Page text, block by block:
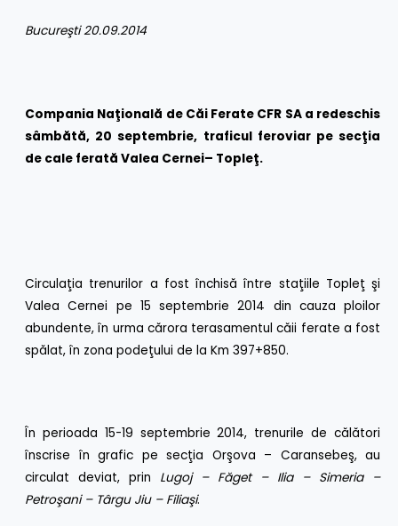
Bucureşti 20.09.2014
Compania Naţională de Căi Ferate CFR SA a redeschis
sâmbătă, 20 septembrie, traficul feroviar pe secţia
de cale ferată Valea Cernei– Topleţ.
Circulaţia trenurilor a fost închisă între staţiile Topleţ şi
Valea Cernei pe 15 septembrie 2014 din cauza ploilor
abundente, în urma cărora terasamentul căii ferate a fost
spălat, în zona podeţului de la Km 397+850.
În perioada 15-19 septembrie 2014, trenurile de călători
înscrise în grafic pe secţia Orşova – Caransebeş, au
circulat deviat, prin Lugoj – Făget – Ilia – Simeria –
Petroşani – Târgu Jiu – Filiaşi.